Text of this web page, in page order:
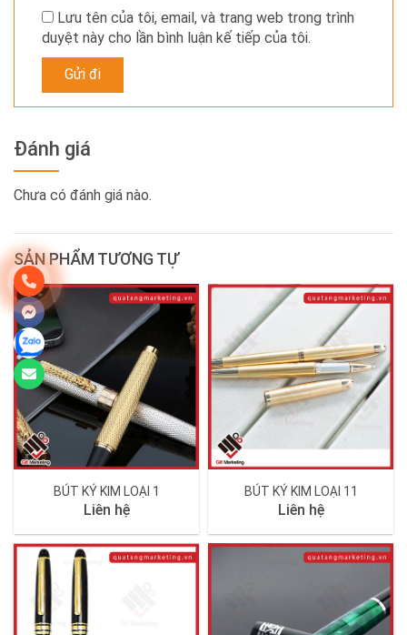
Lưu tên của tôi, email, và trang web trong trình
duyệt này cho lần bình luận kế tiếp của tôi.
Đánh giá
Chưa có đánh giá nào.
SẢN PHẨM TƯƠNG TỰ
BÚT KÝ KIM LOẠI 1
Liên hệ
BÚT KÝ KIM LOẠI 11
Liên hệ